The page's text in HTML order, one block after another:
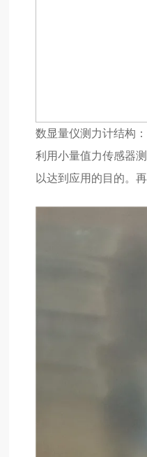
数显量仪测力计结构：
利用小量值力传感器
以达到应用的目的。